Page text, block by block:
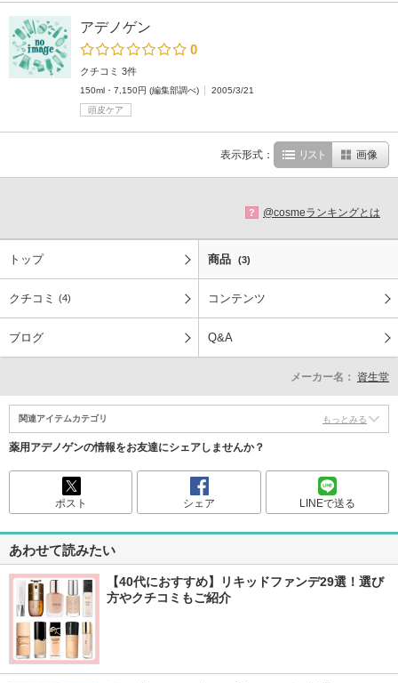
アデノゲン
0
クチコミ 3件
150ml・7,150円 (編集部調べ)
2005/3/21
頭皮ケア
表示形式： リスト 画像
? @cosmeランキングとは
トップ 商品 (3)
クチコミ (4) コンテンツ
ブログ Q&A
メーカー名： 資生堂
関連アイテムカテゴリ もっとみる
薬用アデノゲンの情報をお友達にシェアしませんか？
ポスト シェア LINEで送る
あわせて読みたい
【40代におすすめ】リキッドファンデ29選！選び
方やクチコミもご紹介